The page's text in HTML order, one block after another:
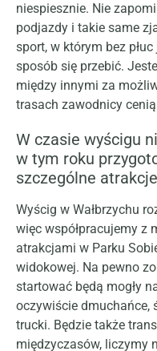
niespiesznie. Nie
podjazdy i takie same
sport, w którym bez
sposób się przebić.
między innymi za
trasach zawodnicy cenią
W czasie wyścigu
w tym roku
szczególne
Wyścig w Wałbrzychu
więc współpracujemy z
atrakcjami w Parku
widokowej. Na pewno
startować będą mogły
oczywiście dmuchańce,
trucki. Będzie także
międzyczasów, liczymy